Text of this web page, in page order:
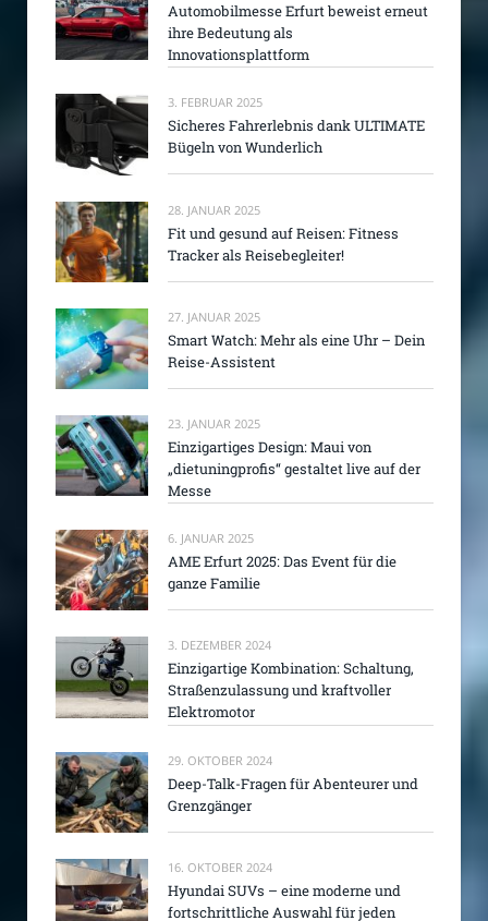
Automobilmesse Erfurt beweist erneut
ihre Bedeutung als
Innovationsplattform
3. FEBRUAR 2025
Sicheres Fahrerlebnis dank ULTIMATE
Bügeln von Wunderlich
28. JANUAR 2025
Fit und gesund auf Reisen: Fitness
Tracker als Reisebegleiter!
27. JANUAR 2025
Smart Watch: Mehr als eine Uhr – Dein
Reise-Assistent
23. JANUAR 2025
Einzigartiges Design: Maui von
„dietuningprofis“ gestaltet live auf der
Messe
6. JANUAR 2025
AME Erfurt 2025: Das Event für die
ganze Familie
3. DEZEMBER 2024
Einzigartige Kombination: Schaltung,
Straßenzulassung und kraftvoller
Elektromotor
29. OKTOBER 2024
Deep-Talk-Fragen für Abenteurer und
Grenzgänger
16. OKTOBER 2024
Hyundai SUVs – eine moderne und
fortschrittliche Auswahl für jeden